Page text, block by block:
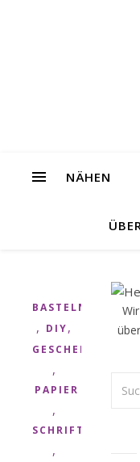
NÄHEN
BASTELN
, DIY,
GESCHENK
,
PAPIER
,
SCHRIFT
,